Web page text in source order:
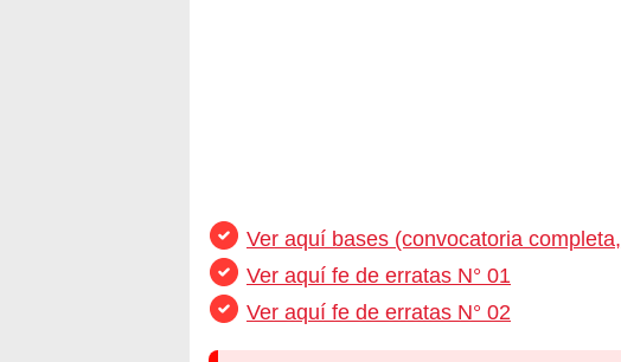
Ver aquí bases (convocatoria
Ver aquí fe de erratas N° 01
Ver aquí fe de erratas N° 02